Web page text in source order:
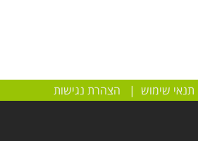
תנאי שימוש | הצהרת נגישות